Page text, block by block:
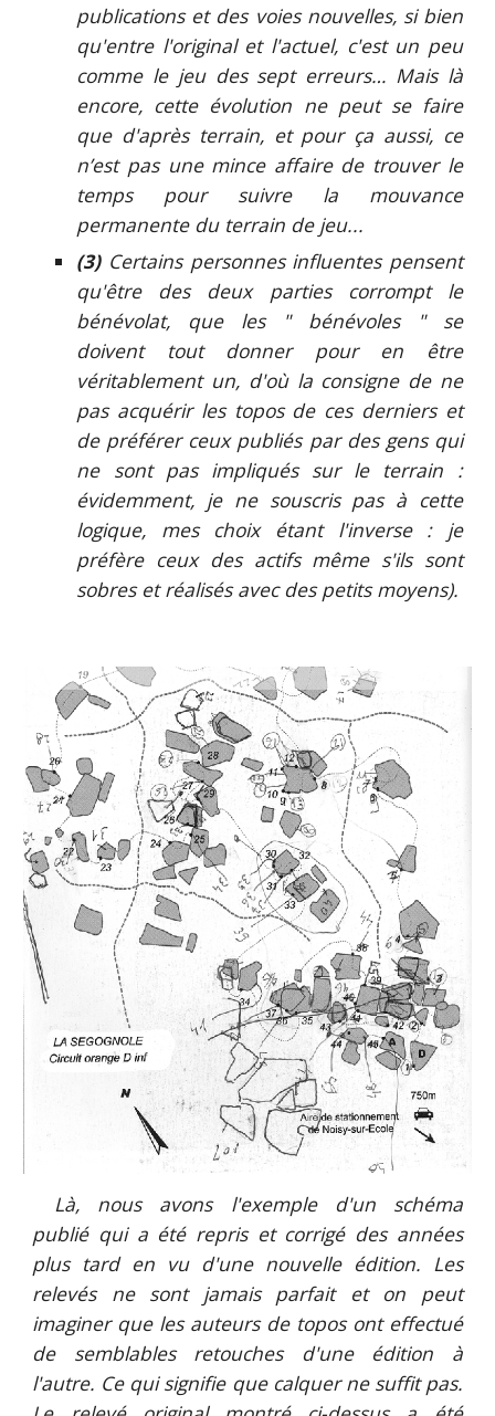
publications et des voies nouvelles, si bien
qu'entre l'original et l'actuel, c'est un peu
comme le jeu des sept erreurs… Mais là
encore, cette évolution ne peut se faire
que d'après terrain, et pour ça aussi, ce
n’est pas une mince affaire de trouver le
temps pour suivre la mouvance
permanente du terrain de jeu...
(3)Certains personnes influentes pensent
qu'être des deux parties corrompt le
bénévolat, que les " bénévoles " se
doivent tout donner pour en être
véritablement un, d'où la consigne de ne
pas acquérir les topos de ces derniers et
de préférer ceux publiés par des gens qui
ne sont pas impliqués sur le terrain :
évidemment, je ne souscris pas à cette
logique, mes choix étant l'inverse : je
préfère ceux des actifs même s'ils sont
sobres et réalisés avec des petits moyens).
Là, nous avons l'exemple d'un schéma
publié qui a été repris et corrigé des années
plus tard en vu d'une nouvelle édition. Les
relevés ne sont jamais parfait et on peut
imaginer que les auteurs de topos ont effectué
de semblables retouches d'une édition à
l'autre. Ce qui signifie que calquer ne suffit pas.